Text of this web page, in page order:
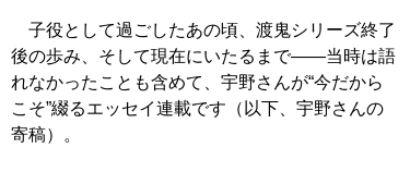
子役として過ごしたあの頃、渡鬼シリーズ終了
後の歩み、そして現在にいたるまで——当時は語
れなかったことも含めて、宇野さんが“今だから
こそ”綴るエッセイ連載です（以下、宇野さんの
寄稿）。